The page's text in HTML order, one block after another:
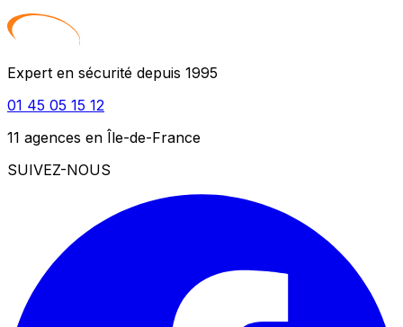
Expert en sécurité depuis 1995
01 45 05 15 12
11 agences en Île-de-France
SUIVEZ-NOUS